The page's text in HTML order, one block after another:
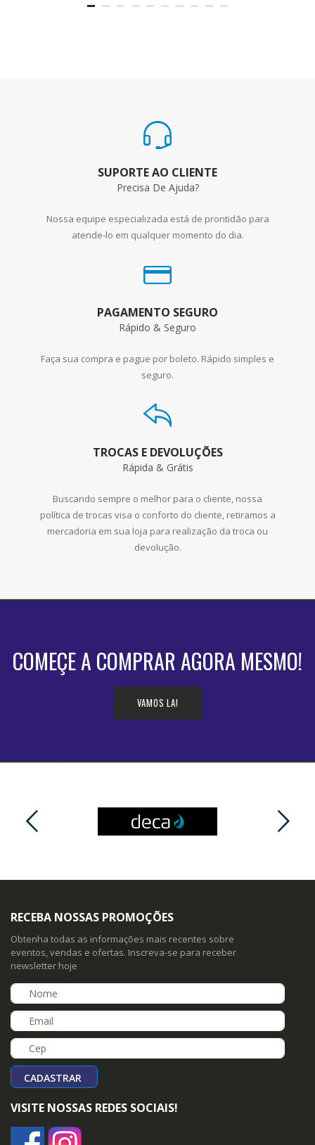
SUPORTE AO CLIENTE
Precisa De Ajuda?
Nossa equipe especializada está de prontidão para
atende-lo em qualquer momento do dia.
PAGAMENTO SEGURO
Rápido & Seguro
Faça sua compra e pague por boleto. Rápido simples e
seguro.
TROCAS E DEVOLUÇÕES
Rápida & Grátis
Buscando sempre o melhor para o cliente, nossa
política de trocas visa o conforto do cliente, retiramos a
mercadoria em sua loja para realização da troca ou
devolução.
COMEÇE A COMPRAR AGORA MESMO!
VAMOS LA!
RECEBA NOSSAS PROMOÇÕES
Obtenha todas as informações mais recentes sobre
eventos, vendas e ofertas. Inscreva-se para receber
newsletter hoje
CADASTRAR
VISITE NOSSAS REDES SOCIAIS!